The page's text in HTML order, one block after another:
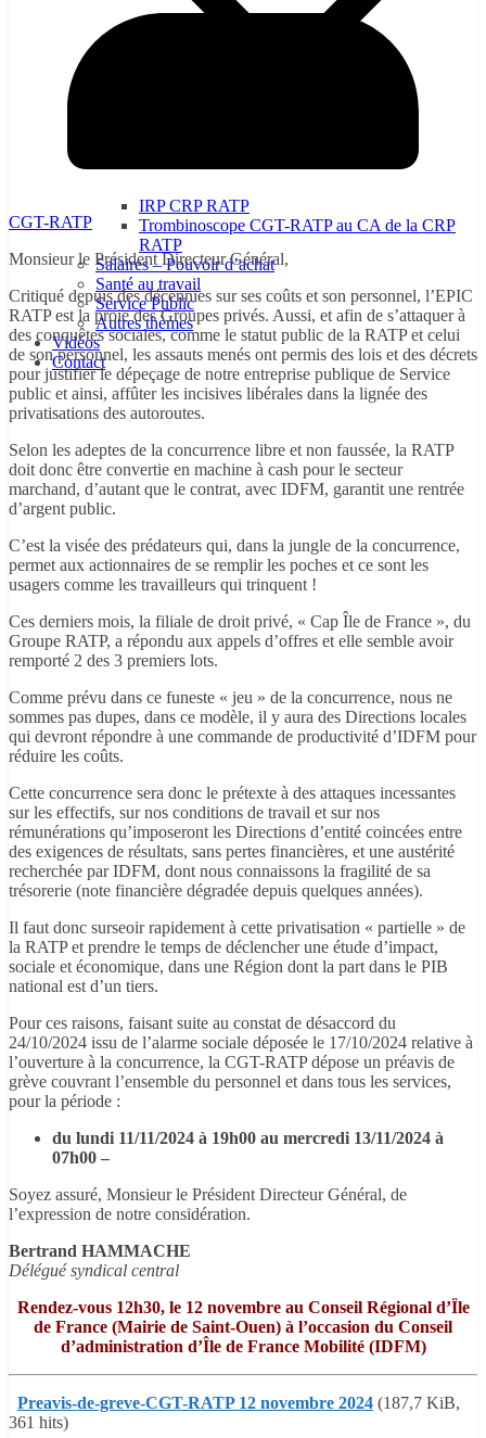
IRP CRP RATP
Trombinoscope CGT-RATP au CA de la CRP
RATP
Salaires – Pouvoir d’achat
Santé au travail
Service Public
Autres thèmes
Vidéos
Contact
CGT-RATP
Monsieur le Président Directeur Général,
Critiqué depuis des décennies sur ses coûts et son personnel, l’EPIC
RATP est la proie des Groupes privés. Aussi, et afin de s’attaquer à
des conquêtes sociales, comme le statut public de la RATP et celui
de son personnel, les assauts menés ont permis des lois et des décrets
pour justifier le dépeçage de notre entreprise publique de Service
public et ainsi, affûter les incisives libérales dans la lignée des
privatisations des autoroutes.
Selon les adeptes de la concurrence libre et non faussée, la RATP
doit donc être convertie en machine à cash pour le secteur
marchand, d’autant que le contrat, avec IDFM, garantit une rentrée
d’argent public.
C’est la visée des prédateurs qui, dans la jungle de la concurrence,
permet aux actionnaires de se remplir les poches et ce sont les
usagers comme les travailleurs qui trinquent !
Ces derniers mois, la filiale de droit privé, « Cap Île de France », du
Groupe RATP, a répondu aux appels d’offres et elle semble avoir
remporté 2 des 3 premiers lots.
Comme prévu dans ce funeste « jeu » de la concurrence, nous ne
sommes pas dupes, dans ce modèle, il y aura des Directions locales
qui devront répondre à une commande de productivité d’IDFM pour
réduire les coûts.
Cette concurrence sera donc le prétexte à des attaques incessantes
sur les effectifs, sur nos conditions de travail et sur nos
rémunérations qu’imposeront les Directions d’entité coincées entre
des exigences de résultats, sans pertes financières, et une austérité
recherchée par IDFM, dont nous connaissons la fragilité de sa
trésorerie (note financière dégradée depuis quelques années).
Il faut donc surseoir rapidement à cette privatisation « partielle » de
la RATP et prendre le temps de déclencher une étude d’impact,
sociale et économique, dans une Région dont la part dans le PIB
national est d’un tiers.
Pour ces raisons, faisant suite au constat de désaccord du
24/10/2024 issu de l’alarme sociale déposée le 17/10/2024 relative à
l’ouverture à la concurrence, la CGT-RATP dépose un préavis de
grève couvrant l’ensemble du personnel et dans tous les services,
pour la période :
du lundi 11/11/2024 à 19h00 au mercredi 13/11/2024 à
07h00 –
Soyez assuré, Monsieur le Président Directeur Général, de
l’expression de notre considération.
Bertrand HAMMACHE
Délégué syndical central
Rendez-vous 12h30, le 12 novembre au Conseil Régional d’Ïle
de France (Mairie de Saint-Ouen) à l’occasion du Conseil
d’administration d’Île de France Mobilité (IDFM)
Preavis-de-greve-CGT-RATP 12 novembre 2024 (187,7 KiB,
361 hits)